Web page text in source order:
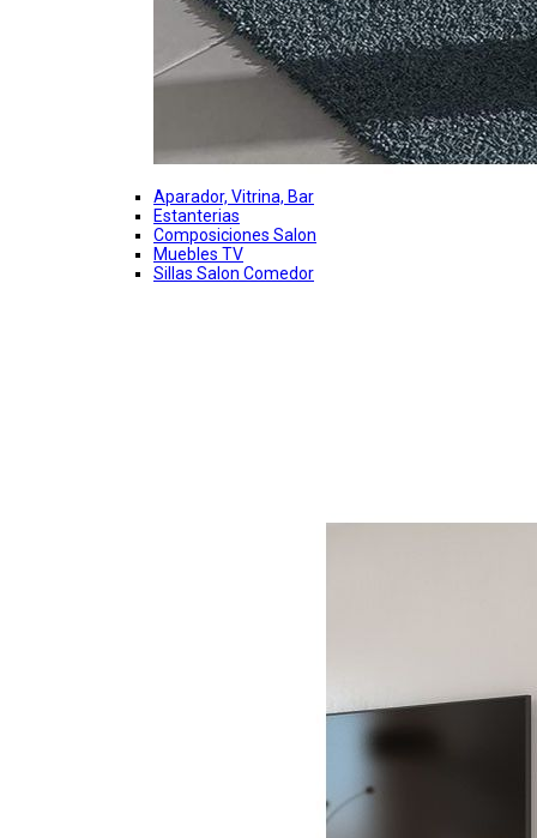
Aparador, Vitrina, Bar
Estanterias
Composiciones Salon
Muebles TV
Sillas Salon Comedor